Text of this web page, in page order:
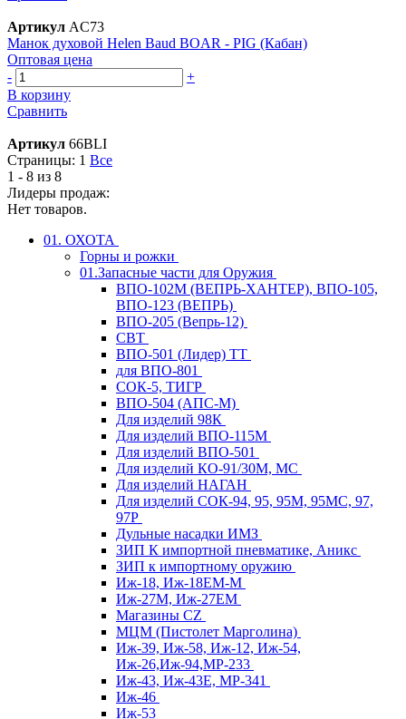
Артикул AC73
Манок духовой Helen Baud BOAR - PIG (Кабан)
Оптовая цена
-
+
В корзину
Сравнить
Артикул 66BLI
Страницы: 1 Все
1 - 8 из 8
Лидеры продаж:
Нет товаров.
01. ОХОТА
Горны и рожки
01.Запасные части для Оружия
ВПО-102М (ВЕПРЬ-ХАНТЕР), ВПО-105,
ВПО-123 (ВЕПРЬ)
ВПО-205 (Вепрь-12)
СВТ
ВПО-501 (Лидер) ТТ
для ВПО-801
СОК-5, ТИГР
ВПО-504 (АПС-М)
Для изделий 98К
Для изделий ВПО-115М
Для изделий ВПО-501
Для изделий КО-91/30М, МС
Для изделий НАГАН
Для изделий СОК-94, 95, 95М, 95МС, 97,
97Р
Дульные насадки ИМЗ
ЗИП К импортной пневматике, Аникс
ЗИП к импортному оружию
Иж-18, Иж-18ЕМ-М
Иж-27М, Иж-27ЕМ
Магазины CZ
МЦМ (Пистолет Марголина)
Иж-39, Иж-58, Иж-12, Иж-54,
Иж-26,Иж-94,МР-233
Иж-43, Иж-43Е, МР-341
Иж-46
Иж-53